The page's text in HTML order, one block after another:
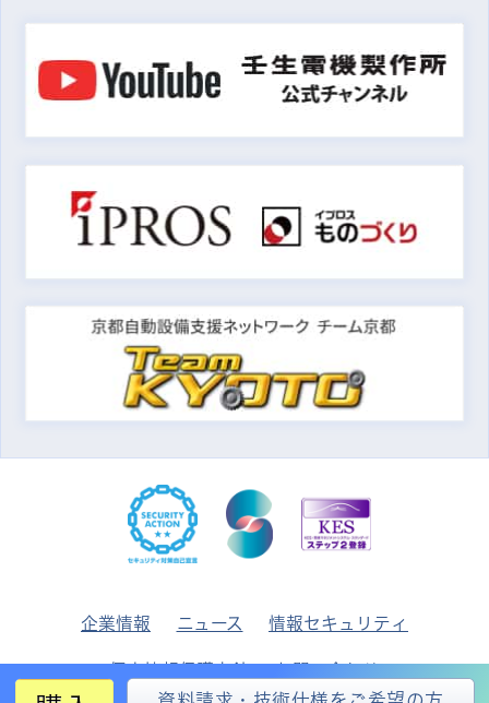
企業情報 ニュース 情報セキュリティ